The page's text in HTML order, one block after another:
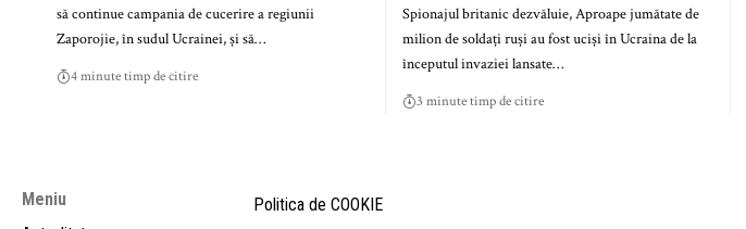
să continue campania de cucerire a regiunii
Zaporojie, în sudul Ucrainei, și să…
4 minute timp de citire
Spionajul britanic dezvăluie, Aproape jumătate de
milion de soldați ruși au fost uciși în Ucraina de la
începutul invaziei lansate…
3 minute timp de citire
Meniu
Politica de COOKIE